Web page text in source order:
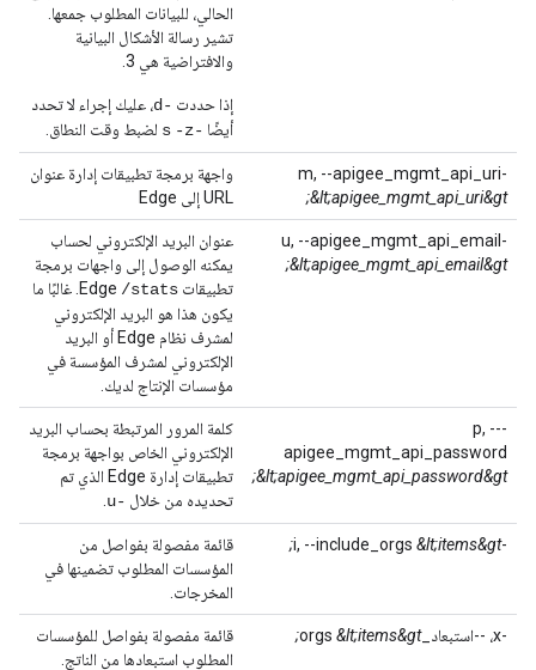
الحالي، للبيانات المطلوب جمعها.
تشير رسالة الأشكال البيانية
والافتراضية هي 3.
إذا حددت -d
، عليك إجراء لا تحدد
أيضًا -s
-z لضبط وقت النطاق.
-m, --apigee_mgmt_api_uri
&lt;apigee_mgmt_api_uri&gt;
واجهة برمجة تطبيقات إدارة عنوان
URL إلى Edge
-u, --apigee_mgmt_api_email
&lt;apigee_mgmt_api_email&gt;
عنوان البريد الإلكتروني لحساب
يمكنه الوصول إلى واجهات برمجة
تطبيقات Edge /stats
. غالبًا ما
يكون هذا هو البريد الإلكتروني
لمشرف نظام Edge أو البريد
الإلكتروني لمشرف المؤسسة في
مؤسسات الإنتاج لديك.
-p, --
apigee_mgmt_api_password
&lt;apigee_mgmt_api_password&gt;
كلمة المرور المرتبطة بحساب البريد
الإلكتروني الخاص بواجهة برمجة
تطبيقات إدارة Edge الذي تم
تحديده من خلال -u
-i, --include_orgs
&lt;items&gt;
قائمة مفصولة بفواصل من
المؤسسات المطلوب تضمينها في
المخرجات.
-x، --استبعاد_orgs &lt;items&gt;
قائمة مفصولة بفواصل للمؤسسات
المطلوب استبعادها من الناتج.